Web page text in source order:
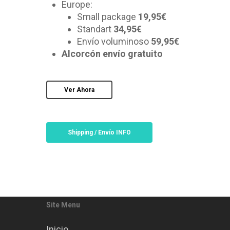
Tu Mensaje
Europe:
Small package 19,95€
Standart 34,95€
Envío voluminoso 59,95€
Alcorcón envío gratuito
Ver Ahora
Shipping / Envío INFO
Site Menu